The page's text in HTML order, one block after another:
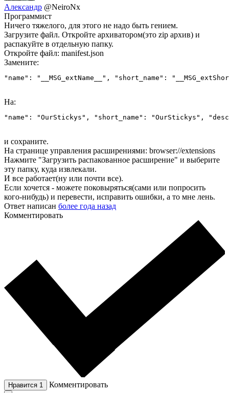
Александр @NeiroNx
Программист
Ничего тяжелого, для этого не надо быть гением.
Загрузите файл. Откройте архиватором(это zip архив) и
распакуйте в отдельную папку.
Откройте файл: manifest.json
Замените:
"name": "__MSG_extName__", "short_name":
На:
"name": "OurStickys", "short_name": "OurStickys",
и сохраните.
На странице управления расширениями: browser://extensions
Нажмите "Загрузить распакованное расширение" и выберите
эту папку, куда извлекали.
И все работает(ну или почти все).
Если хочется - можете поковыряться(сами или попросить
кого-нибудь) и перевести, исправить ошибки, а то мне лень.
Ответ написан более года назад
Комментировать
Нравится 1 Комментировать